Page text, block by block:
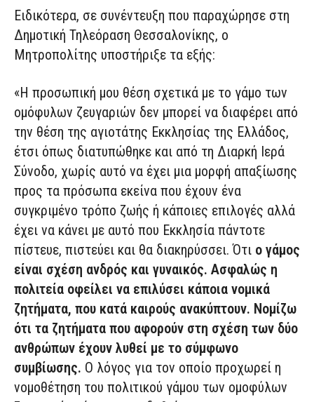
Ειδικότερα, σε συνέντευξη που παραχώρησε στη
Δημοτική Τηλεόραση Θεσσαλονίκης, ο
Μητροπολίτης υποστήριξε τα εξής:
«Η προσωπική μου θέση σχετικά με το γάμο των
ομόφυλων ζευγαριών δεν μπορεί να διαφέρει από
την θέση της αγιοτάτης Εκκλησίας της Ελλάδος,
έτσι όπως διατυπώθηκε και από τη Διαρκή Ιερά
Σύνοδο, χωρίς αυτό να έχει μια μορφή απαξίωσης
προς τα πρόσωπα εκείνα που έχουν ένα
συγκριμένο τρόπο ζωής ή κάποιες επιλογές αλλά
έχει να κάνει με αυτό που Εκκλησία πάντοτε
πίστευε, πιστεύει και θα διακηρύσσει. Ότι ο γάμος
είναι σχέση ανδρός και γυναικός. Ασφαλώς η
πολιτεία οφείλει να επιλύσει κάποια νομικά
ζητήματα, που κατά καιρούς ανακύπτουν. Νομίζω
ότι τα ζητήματα που αφορούν στη σχέση των δύο
ανθρώπων έχουν λυθεί με το σύμφωνο
συμβίωσης. Ο λόγος για τον οποίο προχωρεί η
νομοθέτηση του πολιτικού γάμου των ομοφύλων